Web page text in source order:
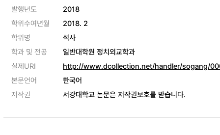
발행년도
2018
학위수여년월
2018. 2
학위명
석사
학과 및 전공
일반대학원 정치외교학과
실제URI
http://www.dcollection.net/handler/sogang/
본문언어
한국어
저작권
서강대학교 논문은 저작권보호를 받습니다.